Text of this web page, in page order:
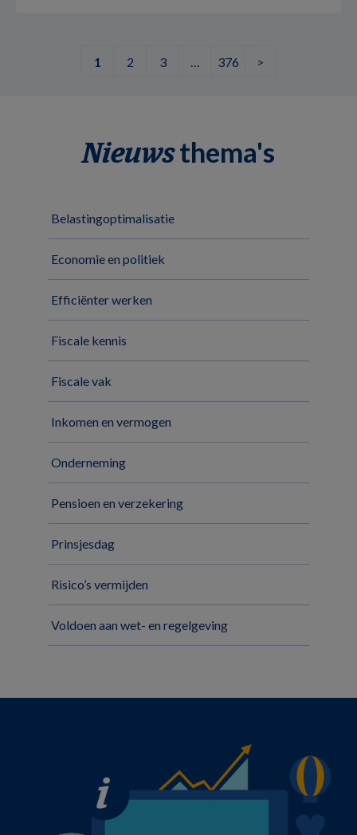
1 2 3 … 376 >
Nieuwsthema's
Belastingoptimalisatie
Economie en politiek
Efficiënter werken
Fiscale kennis
Fiscale vak
Inkomen en vermogen
Onderneming
Pensioen en verzekering
Prinsjesdag
Risico’s vermijden
Voldoen aan wet- en regelgeving